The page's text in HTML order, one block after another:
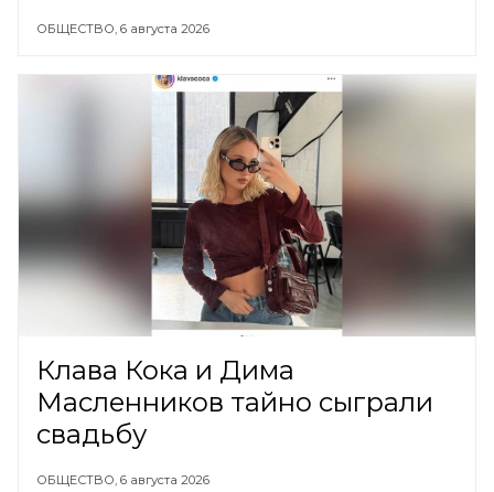
ОБЩЕСТВО, 6 августа 2026
Клава Кока и Дима
Масленников тайно сыграли
свадьбу
ОБЩЕСТВО, 6 августа 2026